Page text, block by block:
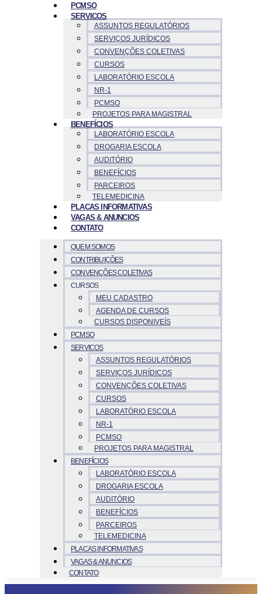
PCMSO
SERVICOS
ASSUNTOS REGULATÓRIOS
SERVIÇOS JURÍDICOS
CONVENÇÕES COLETIVAS
CURSOS
LABORATÓRIO ESCOLA
NR-1
PCMSO
PROJETOS PARA MAGISTRAL
BENEFÍCIOS
LABORATÓRIO ESCOLA
DROGARIA ESCOLA
AUDITÓRIO
BENEFÍCIOS
PARCEIROS
TELEMEDICINA
PLACAS INFORMATIVAS
VAGAS & ANUNCIOS
CONTATO
QUEM SOMOS
CONTRIBUIÇÕES
CONVENÇÕES COLETIVAS
CURSOS
MEU CADASTRO
AGENDA DE CURSOS
CURSOS DISPONIVEÍS
PCMSO
SERVICOS
ASSUNTOS REGULATÓRIOS
SERVIÇOS JURÍDICOS
CONVENÇÕES COLETIVAS
CURSOS
LABORATÓRIO ESCOLA
NR-1
PCMSO
PROJETOS PARA MAGISTRAL
BENEFÍCIOS
LABORATÓRIO ESCOLA
DROGARIA ESCOLA
AUDITÓRIO
BENEFÍCIOS
PARCEIROS
TELEMEDICINA
PLACAS INFORMATIVAS
VAGAS & ANUNCIOS
CONTATO